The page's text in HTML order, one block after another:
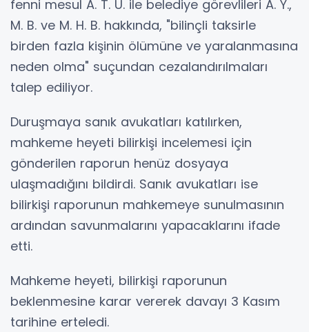
fenni mesul A. T. Ü. ile belediye görevlileri A. Y.,
M. B. ve M. H. B. hakkında, "bilinçli taksirle
birden fazla kişinin ölümüne ve yaralanmasına
neden olma" suçundan cezalandırılmaları
talep ediliyor.
Duruşmaya sanık avukatları katılırken,
mahkeme heyeti bilirkişi incelemesi için
gönderilen raporun henüz dosyaya
ulaşmadığını bildirdi. Sanık avukatları ise
bilirkişi raporunun mahkemeye sunulmasının
ardından savunmalarını yapacaklarını ifade
etti.
Mahkeme heyeti, bilirkişi raporunun
beklenmesine karar vererek davayı 3 Kasım
tarihine erteledi.